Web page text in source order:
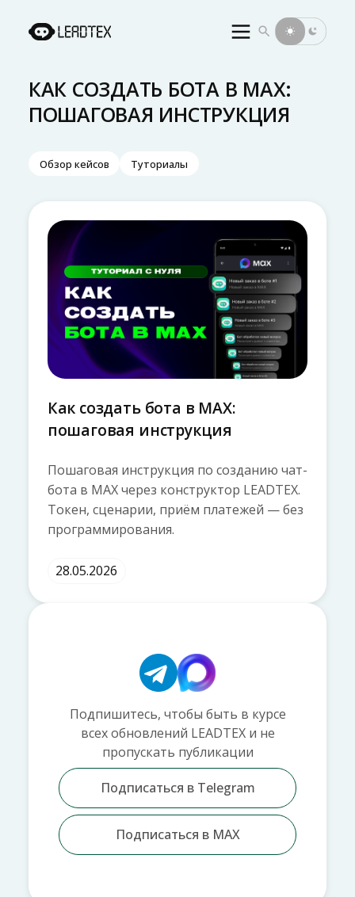
Инициализация поиска
КАК СОЗДАТЬ БОТА В MAX:
ПОШАГОВАЯ ИНСТРУКЦИЯ
Обзор кейсов Туториалы
Как создать бота в MAX:
пошаговая инструкция
Пошаговая инструкция по созданию чат-
бота в MAX через конструктор LEADTEX.
Токен, сценарии, приём платежей — без
программирования.
28.05.2026
Подпишитесь, чтобы быть в курсе
всех обновлений LEADTEX и не
пропускать публикации
Подписаться в Telegram
Подписаться в MAX